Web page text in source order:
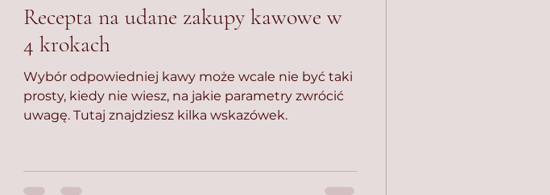
Recepta na udane zakupy kawowe w
4 krokach
Wybór odpowiedniej kawy może wcale nie być taki
prosty, kiedy nie wiesz, na jakie parametry zwrócić
uwagę. Tutaj znajdziesz kilka wskazówek.